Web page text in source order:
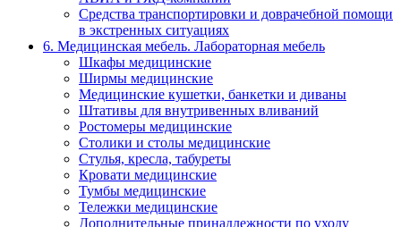
Средства транспортировки и доврачебной помощи
в экстренных ситуациях
6. Медицинская мебель. Лабораторная мебель
Шкафы медицинские
Ширмы медицинские
Медицинские кушетки, банкетки и диваны
Штативы для внутривенных вливаний
Ростомеры медицинские
Столики и столы медицинские
Стулья, кресла, табуреты
Кровати медицинские
Тумбы медицинские
Тележки медицинские
Дополнительные принадлежности по уходу